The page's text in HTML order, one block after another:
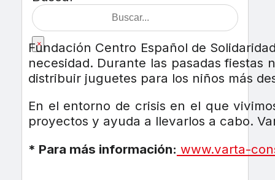
×
Fundación Centro Español de
necesidad. Durante las pasadas
distribuir juguetes para los niños más
En el entorno de crisis en el que
proyectos y ayuda a llevarlos a cabo.
* Para más información: www.varta-